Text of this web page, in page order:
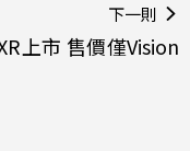
下一則
上市 售價僅Vision